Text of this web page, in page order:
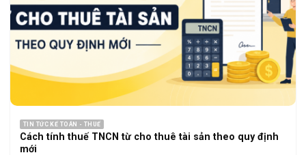
TIN TỨC KẾ TOÁN - THUẾ
Cách tính thuế TNCN từ cho thuê tài sản theo quy định
mới